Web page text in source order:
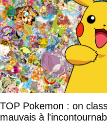
TOP Pokemon : on
mauvais à